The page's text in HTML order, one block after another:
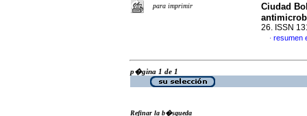
para imprimir
Ciudad
26. ISSN
· resumen
p�gina 1 de 1
Refinar la b�squeda